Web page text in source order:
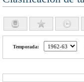
Temporada: